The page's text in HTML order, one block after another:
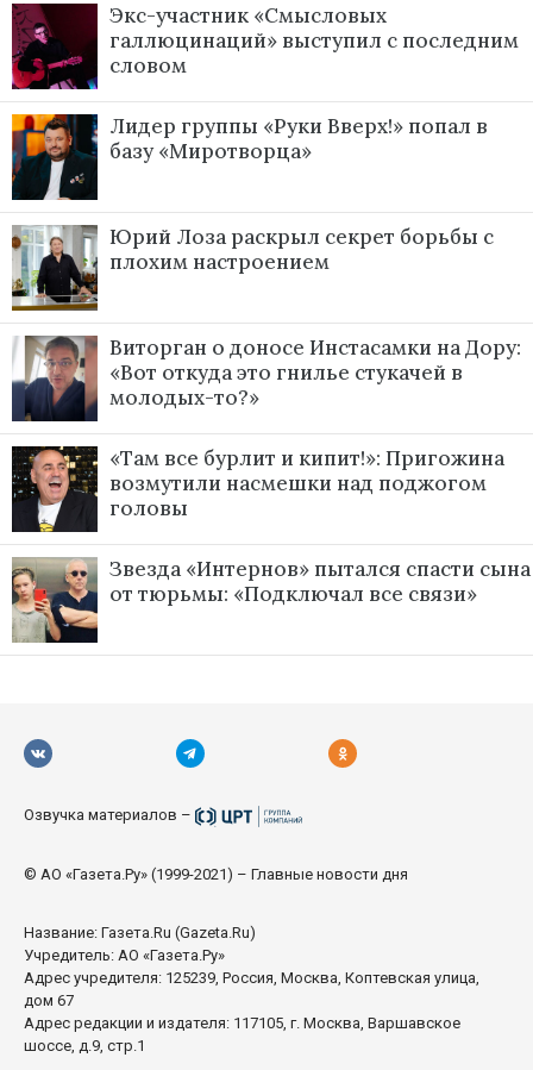
Экс-участник «Смысловых
галлюцинаций» выступил с последним
словом
Лидер группы «Руки Вверх!» попал в
базу «Миротворца»
Юрий Лоза раскрыл секрет борьбы с
плохим настроением
Виторган о доносе Инстасамки на Дору:
«Вот откуда это гнилье стукачей в
молодых-то?»
«Там все бурлит и кипит!»: Пригожина
возмутили насмешки над поджогом
головы
Звезда «Интернов» пытался спасти сына
от тюрьмы: «Подключал все связи»
Озвучка материалов –
© АО «Газета.Ру» (1999-2021) – Главные новости дня
Название: Газета.Ru (Gazeta.Ru)
Учредитель: АО «Газета.Ру»
Адрес учредителя: 125239, Россия, Москва, Коптевская улица,
дом 67
Адрес редакции и издателя: 117105, г. Москва, Варшавское
шоссе, д.9, стр.1